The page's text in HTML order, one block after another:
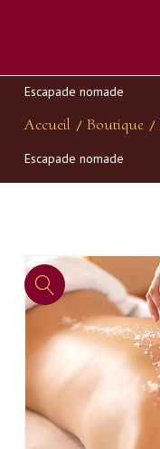
Escapade nomade
Accueil / Boutique /
Escapade nomade